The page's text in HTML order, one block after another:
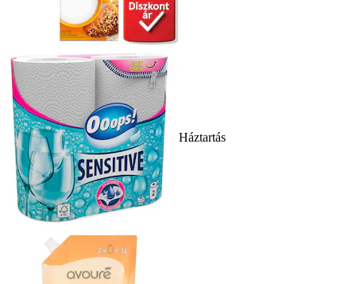
Háztartás